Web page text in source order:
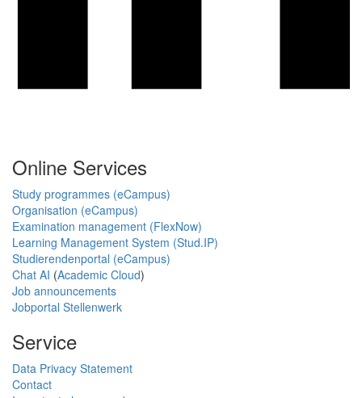
Online Services
Study programmes (eCampus)
Organisation (eCampus)
Examination management (FlexNow)
Learning Management System (Stud.IP)
Studierendenportal (eCampus)
Chat AI (Academic Cloud)
Job announcements
Jobportal Stellenwerk
Service
Data Privacy Statement
Contact